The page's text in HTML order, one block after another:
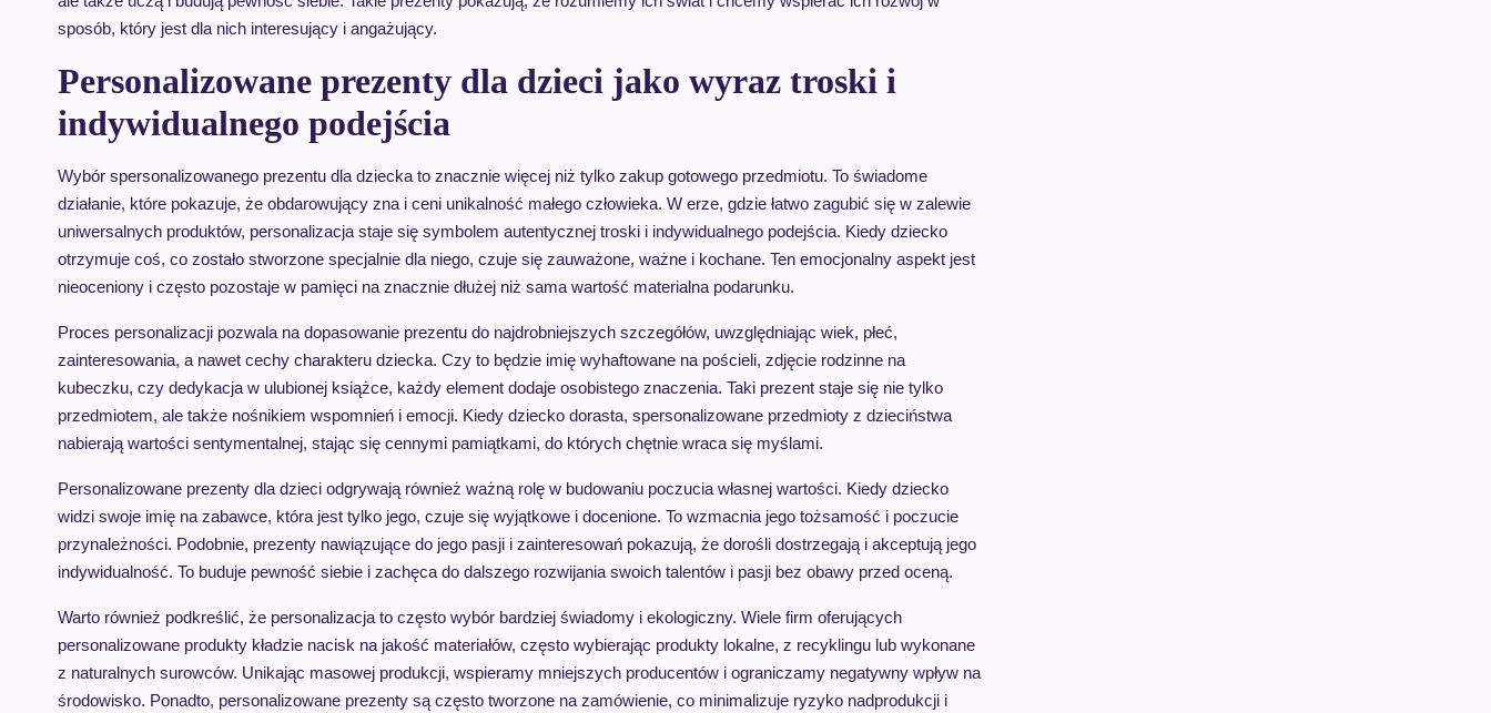
sposób, który jest dla nich interesujący i angażujący.
Personalizowane prezenty dla dzieci jako wyraz troski i
indywidualnego podejścia
Wybór spersonalizowanego prezentu dla dziecka to znacznie więcej niż tylko zakup gotowego przedmiotu. To świadome
działanie, które pokazuje, że obdarowujący zna i ceni unikalność małego człowieka. W erze, gdzie łatwo zagubić się w zalewie
uniwersalnych produktów, personalizacja staje się symbolem autentycznej troski i indywidualnego podejścia. Kiedy dziecko
otrzymuje coś, co zostało stworzone specjalnie dla niego, czuje się zauważone, ważne i kochane. Ten emocjonalny aspekt jest
nieoceniony i często pozostaje w pamięci na znacznie dłużej niż sama wartość materialna podarunku.
Proces personalizacji pozwala na dopasowanie prezentu do najdrobniejszych szczegółów, uwzględniając wiek, płeć,
zainteresowania, a nawet cechy charakteru dziecka. Czy to będzie imię wyhaftowane na pościeli, zdjęcie rodzinne na
kubeczku, czy dedykacja w ulubionej książce, każdy element dodaje osobistego znaczenia. Taki prezent staje się nie tylko
przedmiotem, ale także nośnikiem wspomnień i emocji. Kiedy dziecko dorasta, spersonalizowane przedmioty z dzieciństwa
nabierają wartości sentymentalnej, stając się cennymi pamiątkami, do których chętnie wraca się myślami.
Personalizowane prezenty dla dzieci odgrywają również ważną rolę w budowaniu poczucia własnej wartości. Kiedy dziecko
widzi swoje imię na zabawce, która jest tylko jego, czuje się wyjątkowe i docenione. To wzmacnia jego tożsamość i poczucie
przynależności. Podobnie, prezenty nawiązujące do jego pasji i zainteresowań pokazują, że dorośli dostrzegają i akceptują jego
indywidualność. To buduje pewność siebie i zachęca do dalszego rozwijania swoich talentów i pasji bez obawy przed oceną.
Warto również podkreślić, że personalizacja to często wybór bardziej świadomy i ekologiczny. Wiele firm oferujących
personalizowane produkty kładzie nacisk na jakość materiałów, często wybierając produkty lokalne, z recyklingu lub wykonane
z naturalnych surowców. Unikając masowej produkcji, wspieramy mniejszych producentów i ograniczamy negatywny wpływ na
środowisko. Ponadto, personalizowane prezenty są często tworzone na zamówienie, co minimalizuje ryzyko nadprodukcji i